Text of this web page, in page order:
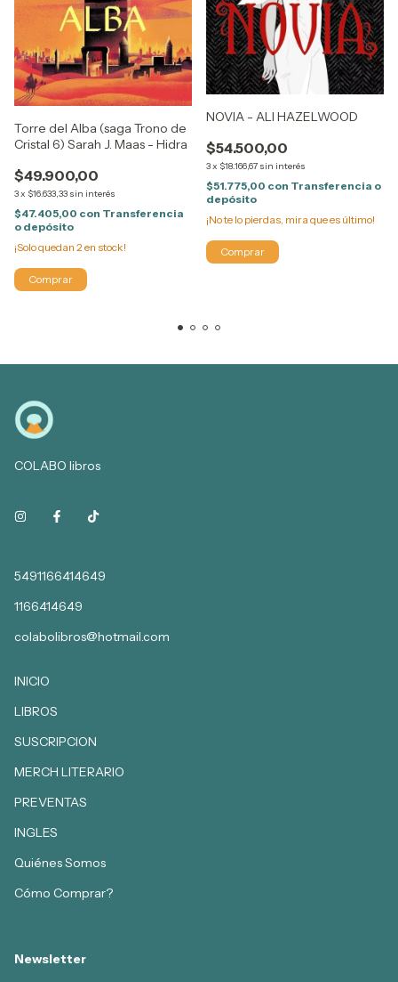
Torre del Alba (saga Trono de
Cristal 6) Sarah J. Maas - Hidra
$49.900,00
3x $16.633,33 sin interés
$47.405,00 con Transferencia
o depósito
¡Solo quedan 2 en stock!
NOVIA - ALI HAZELWOOD
$54.500,00
3x $18.166,67 sin interés
$51.775,00 con Transferencia o
depósito
¡No te lo pierdas, mira que es último!
COLABO libros
5491166414649
1166414649
colabolibros@hotmail.com
INICIO
LIBROS
SUSCRIPCION
MERCH LITERARIO
PREVENTAS
INGLES
Quiénes Somos
Cómo Comprar?
Newsletter